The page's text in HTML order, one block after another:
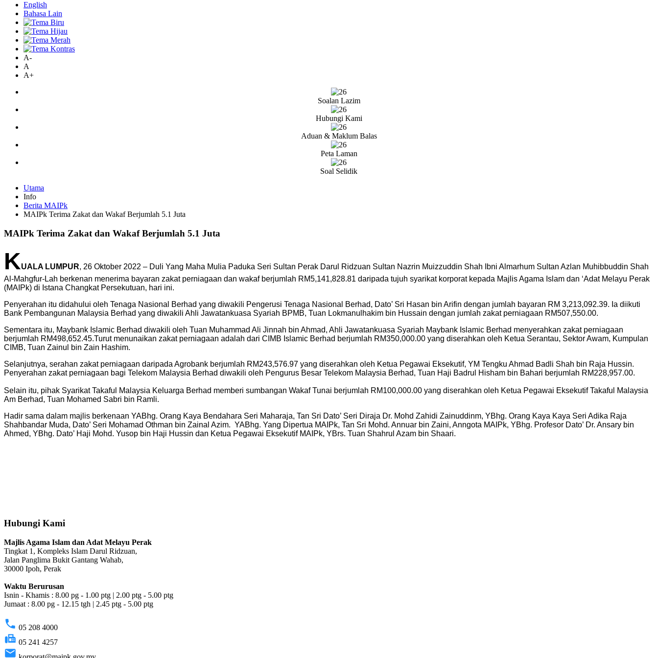
English
Bahasa Lain
A-
A
A+
Soalan Lazim
Hubungi Kami
Aduan & Maklum Balas
Peta Laman
Soal Selidik
Utama
Info
Berita MAIPk
MAIPk Terima Zakat dan Wakaf Berjumlah 5.1 Juta
MAIPk Terima Zakat dan Wakaf Berjumlah 5.1 Juta
KUALA LUMPUR, 26 Oktober 2022 – Duli Yang Maha Mulia Paduka Seri Sultan Perak Darul Ridzuan Sultan Nazrin Muizzuddin Shah Ibni Almarhum Sultan Azlan Muhibbuddin Shah
Al-Mahgfur-Lah berkenan menerima bayaran zakat perniagaan dan wakaf berjumlah RM5,141,828.81 daripada tujuh syarikat korporat kepada Majlis Agama Islam dan ‘Adat Melayu Perak
(MAIPk) di Istana Changkat Persekutuan, hari ini.
Penyerahan itu didahului oleh Tenaga Nasional Berhad yang diwakili Pengerusi Tenaga Nasional Berhad, Dato’ Sri Hasan bin Arifin dengan jumlah bayaran RM 3,213,092.39. Ia diikuti
Bank Pembangunan Malaysia Berhad yang diwakili Ahli Jawatankuasa Syariah BPMB, Tuan Lokmanulhakim bin Hussain dengan jumlah zakat perniagaan RM507,550.00.
Sementara itu, Maybank Islamic Berhad diwakili oleh Tuan Muhammad Ali Jinnah bin Ahmad, Ahli Jawatankuasa Syariah Maybank Islamic Berhad menyerahkan zakat perniagaan
berjumlah RM498,652.45.Turut menunaikan zakat perniagaan adalah dari CIMB Islamic Berhad berjumlah RM350,000.00 yang diserahkan oleh Ketua Serantau, Sektor Awam, Kumpulan
CIMB, Tuan Zainul bin Zain Hashim.
Selanjutnya, serahan zakat perniagaan daripada Agrobank berjumlah RM243,576.97 yang diserahkan oleh Ketua Pegawai Eksekutif, YM Tengku Ahmad Badli Shah bin Raja Hussin.
Penyerahan zakat perniagaan bagi Telekom Malaysia Berhad diwakili oleh Pengurus Besar Telekom Malaysia Berhad, Tuan Haji Badrul Hisham bin Bahari berjumlah RM228,957.00.
Selain itu, pihak Syarikat Takaful Malaysia Keluarga Berhad memberi sumbangan Wakaf Tunai berjumlah RM100,000.00 yang diserahkan oleh Ketua Pegawai Eksekutif Takaful Malaysia
Am Berhad, Tuan Mohamed Sabri bin Ramli.
Hadir sama dalam majlis berkenaan YABhg. Orang Kaya Bendahara Seri Maharaja, Tan Sri Dato’ Seri Diraja Dr. Mohd Zahidi Zainuddinm, YBhg. Orang Kaya Kaya Seri Adika Raja
Shahbandar Muda, Dato’ Seri Mohamad Othman bin Zainal Azim. YABhg. Yang Dipertua MAIPk, Tan Sri Mohd. Annuar bin Zaini, Anngota MAIPk, YBhg. Profesor Dato’ Dr. Ansary bin
Ahmed, YBhg. Dato’ Haji Mohd. Yusop bin Haji Hussin dan Ketua Pegawai Eksekutif MAIPk, YBrs. Tuan Shahrul Azam bin Shaari.
Hubungi Kami
Majlis Agama Islam dan Adat Melayu Perak
Tingkat 1, Kompleks Islam Darul Ridzuan,
Jalan Panglima Bukit Gantang Wahab,
30000 Ipoh, Perak
Waktu Berurusan
Isnin - Khamis : 8.00 pg - 1.00 ptg | 2.00 ptg - 5.00 ptg
Jumaat : 8.00 pg - 12.15 tgh | 2.45 ptg - 5.00 ptg
phone 05 208 4000
fax 05 241 4257
email